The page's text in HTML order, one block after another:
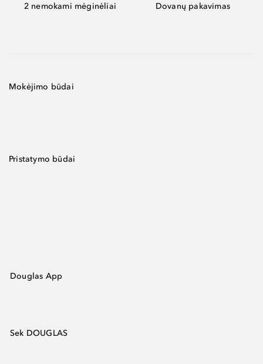
2 nemokami mėginėliai Dovanų pakavimas
Mokėjimo būdai
Pristatymo būdai
Douglas App
Sek DOUGLAS